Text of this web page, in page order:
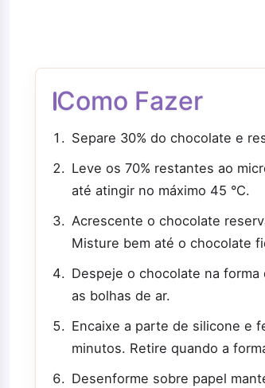
Como Fazer
Separe 30% do chocolate e
Leve os 70% restantes ao
até atingir no máximo 45 °C.
Acrescente o chocolate
Misture bem até o chocolate
Despeje o chocolate na
as bolhas de ar.
Encaixe a parte de silicone e
minutos. Retire quando a
Desenforme sobre papel